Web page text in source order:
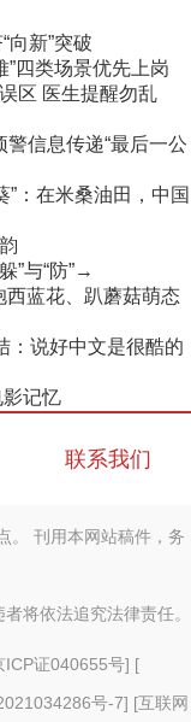
向新”突破
”四类场景优先上岗
区 医生提醒勿乱
信息传递“最后一公
”：在米桑油田，中国
”与“防”→
西蓝花、趴蘑菇萌态
：说好中文是很酷的
记忆
联系我们
。 刊用本网站稿件，务
将依法追究法律责任。
ICP证040655号] [
号-7] [互联网